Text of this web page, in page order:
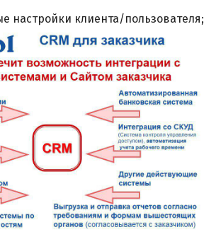
настройки клиента/пользователя;